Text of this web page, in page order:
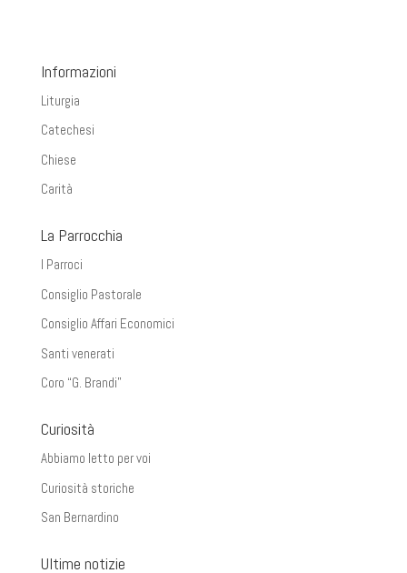
Informazioni
Liturgia
Catechesi
Chiese
Carità
La Parrocchia
I Parroci
Consiglio Pastorale
Consiglio Affari Economici
Santi venerati
Coro “G. Brandi”
Curiosità
Abbiamo letto per voi
Curiosità storiche
San Bernardino
Ultime notizie